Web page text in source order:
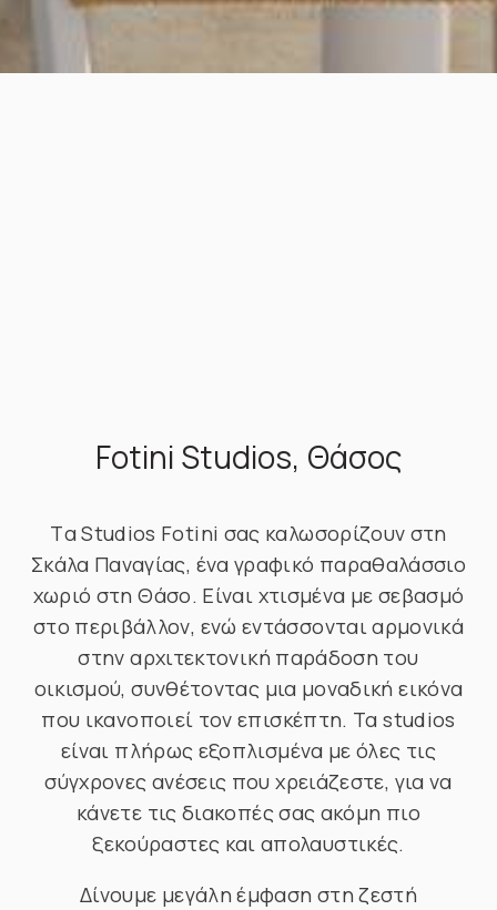
GALLERY
Fotini Studios, Θάσος
Tα Studios Fotini σας καλωσορίζουν στη
Σκάλα Παναγίας, ένα γραφικό παραθαλάσσιο
χωριό στη Θάσο. Είναι χτισμένα με σεβασμό
στο περιβάλλον, ενώ εντάσσονται αρμονικά
στην αρχιτεκτονική παράδοση του
οικισμού, συνθέτοντας μια μοναδική εικόνα
που ικανοποιεί τον επισκέπτη. Τα studios
είναι πλήρως εξοπλισμένα με όλες τις
σύγχρονες ανέσεις που χρειάζεστε, για να
κάνετε τις διακοπές σας ακόμη πιο
ξεκούραστες και απολαυστικές.
Δίνουμε μεγάλη έμφαση στη ζεστή